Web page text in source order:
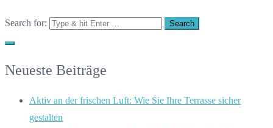
Search for:
Neueste Beiträge
Aktiv an der frischen Luft: Wie Sie Ihre Terrasse sicher
gestalten